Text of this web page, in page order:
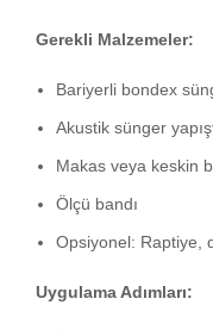
Gerekli Malzemeler:
Bariyerli bondex
Akustik sünger
Makas veya keskin
Ölçü bandı
Opsiyonel: Raptiye,
Uygulama Adımları: